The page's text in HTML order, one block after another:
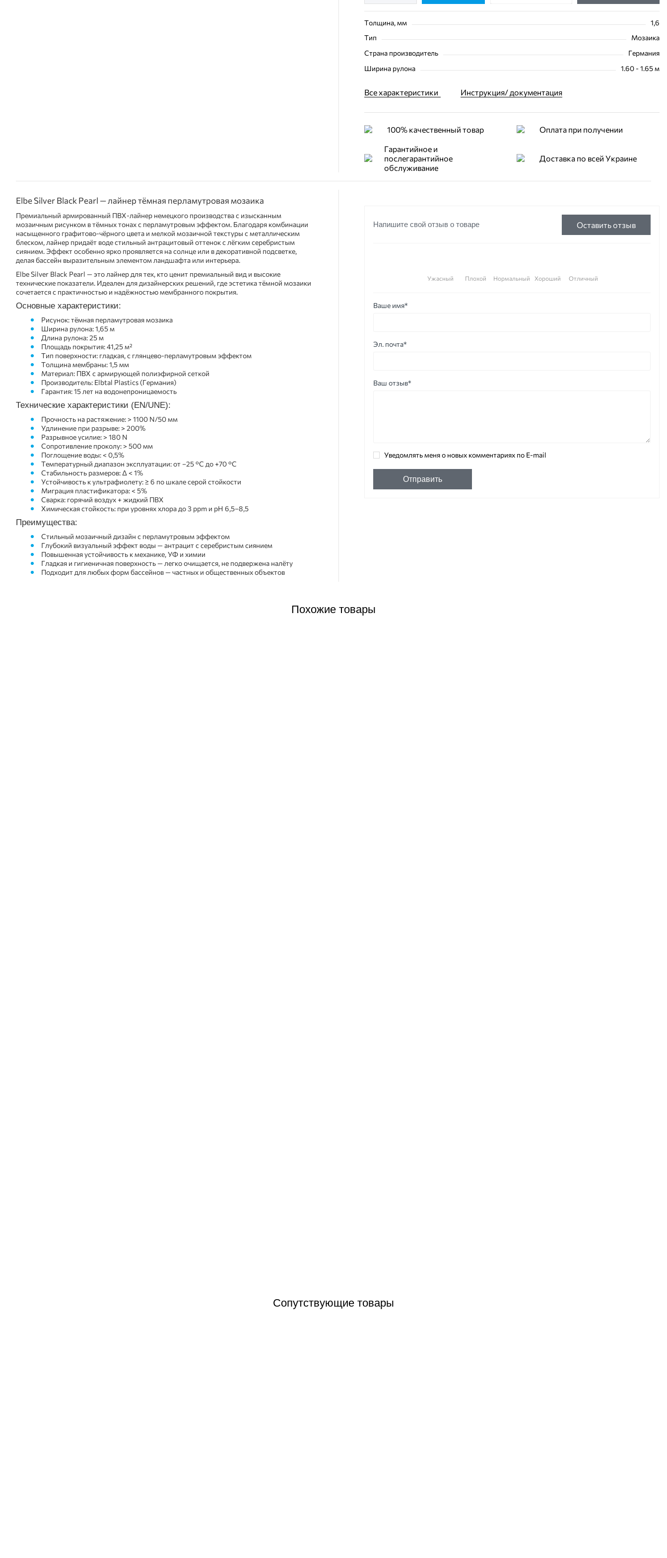
Толщина, мм
1,6
Тип
Мозаика
Страна производитель
Германия
Ширина рулона
1.60 - 1.65 м
Все характеристики Инструкция/ документация
100% качественный товар Оплата при получении
Гарантийное и
послегарантийное
обслуживание
Доставка по всей Украине
Elbe Silver Black Pearl — лайнер тёмная перламутровая мозаика
Премиальный армированный ПВХ-лайнер немецкого производства с изысканным
мозаичным рисунком в тёмных тонах с перламутровым эффектом. Благодаря комбинации
насыщенного графитово-чёрного цвета и мелкой мозаичной текстуры с металлическим
блеском, лайнер придаёт воде стильный антрацитовый оттенок с лёгким серебристым
сиянием. Эффект особенно ярко проявляется на солнце или в декоративной подсветке,
делая бассейн выразительным элементом ландшафта или интерьера.
Elbe Silver Black Pearl — это лайнер для тех, кто ценит премиальный вид и высокие
технические показатели. Идеален для дизайнерских решений, где эстетика тёмной мозаики
сочетается с практичностью и надёжностью мембранного покрытия.
Основные характеристики:
Рисунок: тёмная перламутровая мозаика
Ширина рулона: 1,65 м
Длина рулона: 25 м
Площадь покрытия: 41,25 м²
Тип поверхности: гладкая, с глянцево-перламутровым эффектом
Толщина мембраны: 1,5 мм
Материал: ПВХ с армирующей полиэфирной сеткой
Производитель: Elbtal Plastics (Германия)
Гарантия: 15 лет на водонепроницаемость
Технические характеристики (EN/UNE):
Прочность на растяжение: > 1100 N/50 мм
Удлинение при разрыве: > 200%
Разрывное усилие: > 180 N
Сопротивление проколу: > 500 мм
Поглощение воды: < 0,5%
Температурный диапазон эксплуатации: от –25 °C до +70 °C
Стабильность размеров: Δ < 1%
Устойчивость к ультрафиолету: ≥ 6 по шкале серой стойкости
Миграция пластификатора: < 5%
Сварка: горячий воздух + жидкий ПВХ
Химическая стойкость: при уровнях хлора до 3 ppm и pH 6,5–8,5
Преимущества:
Стильный мозаичный дизайн с перламутровым эффектом
Глубокий визуальный эффект воды — антрацит с серебристым сиянием
Повышенная устойчивость к механике, УФ и химии
Гладкая и гигиеничная поверхность — легко очищается, не подвержена налёту
Подходит для любых форм бассейнов — частных и общественных объектов
Напишите свой отзыв о товаре Оставить отзыв
Отличный
Хороший
Нормальный
Плохой
Ужасный
Ваше имя*
Эл. почта*
Ваш отзыв*
Уведомлять меня о новых комментариях по E-mail
Отправить
Похожие товары
Сопутствующие товары